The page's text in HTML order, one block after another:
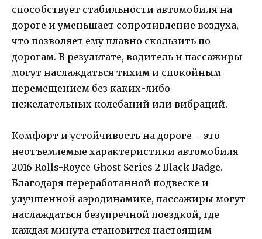
способствует стабильности автомобиля на
дороге и уменьшает сопротивление воздуха,
что позволяет ему плавно скользить по
дорогам. В результате, водитель и пассажиры
могут наслаждаться тихим и спокойным
перемещением без каких-либо
нежелательных колебаний или вибраций.
Комфорт и устойчивость на дороге – это
неотъемлемые характеристики автомобиля
2016 Rolls-Royce Ghost Series 2 Black Badge.
Благодаря переработанной подвеске и
улучшенной аэродинамике, пассажиры могут
наслаждаться безупречной поездкой, где
каждая минута становится настоящим